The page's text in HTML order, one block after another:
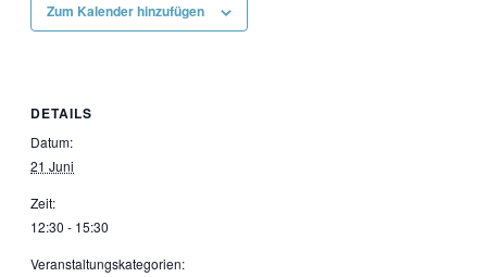
Zum Kalender hinzufügen
DETAILS
Datum:
21 Juni
Zeit:
12:30 - 15:30
Veranstaltungskategorien: